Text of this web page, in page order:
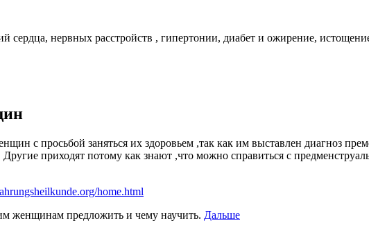
й сердца, нервных расстройств , гипертонии, диабет и ожирение,
с просьбой заняться их здоровьем ,так как им выставлен диагноз
приходят потому как знают ,что можно справиться с
home.html
женщинам предложить и чему научить. Дальше